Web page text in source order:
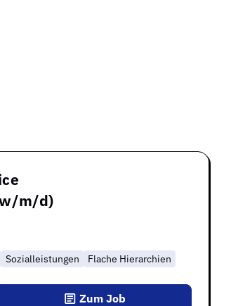
m/d)
Sozialleistungen
Flache Hierarchien
Zum Job